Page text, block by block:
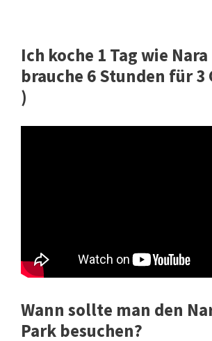
Ich koche 1 Tag wie
brauche 6 Stunden für 3
)
Wann sollte man den
Park besuchen?